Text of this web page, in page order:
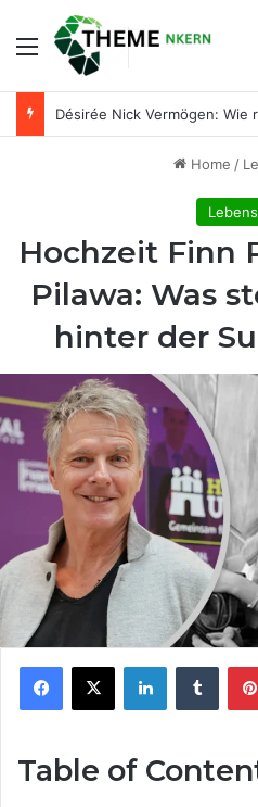
Menu
Home /
Hochzeit Finn
Pilawa: Was
hinter der
Facebook
X LinkedIn
Table of